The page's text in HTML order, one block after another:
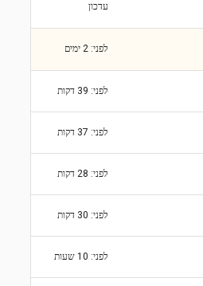
עדכון
לפני: 2 ימים
לפני: 39 דקות
לפני: 37 דקות
לפני: 28 דקות
לפני: 30 דקות
לפני: 10 שעות